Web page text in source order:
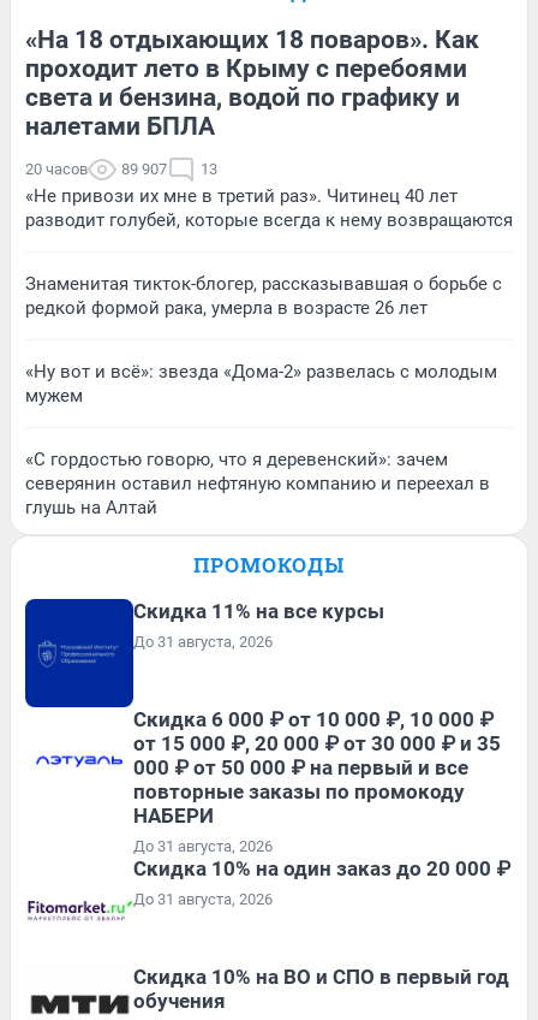
«На 18 отдыхающих 18 поваров». Как
проходит лето в Крыму с перебоями
света и бензина, водой по графику и
налетами БПЛА
20 часов 89 907 13
«Не привози их мне в третий раз». Читинец 40 лет
разводит голубей, которые всегда к нему возвращаются
Знаменитая тикток-блогер, рассказывавшая о борьбе с
редкой формой рака, умерла в возрасте 26 лет
«Ну вот и всё»: звезда «Дома-2» развелась с молодым
мужем
«С гордостью говорю, что я деревенский»: зачем
северянин оставил нефтяную компанию и переехал в
глушь на Алтай
ПРОМОКОДЫ
Скидка 11% на все курсы
До 31 августа, 2026
Скидка 6 000 ₽ от 10 000 ₽, 10 000 ₽
от 15 000 ₽, 20 000 ₽ от 30 000 ₽ и 35
000 ₽ от 50 000 ₽ на первый и все
повторные заказы по промокоду
НАБЕРИ
До 31 августа, 2026
Скидка 10% на один заказ до 20 000 ₽
До 31 августа, 2026
Скидка 10% на ВО и СПО в первый год
обучения